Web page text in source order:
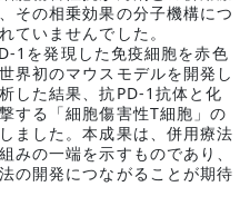
その相乗効果の分子機構につ
ていませんでした。
1を発現した免疫細胞を赤色
界初のマウスモデルを開発し
した結果、抗PD-1抗体と化
する「細胞傷害性T細胞」の
ました。本成果は、併用療法
みの一端を示すものであり、
の開発につながることが期待